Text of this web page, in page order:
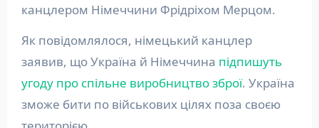
канцлером Німеччини Фрідріхом Мерцом.
Як повідомлялося, німецький канцлер
заявив, що Україна й Німеччина підпишуть
угоду про спільне виробництво зброї. Україна
зможе бити по військових цілях поза своєю